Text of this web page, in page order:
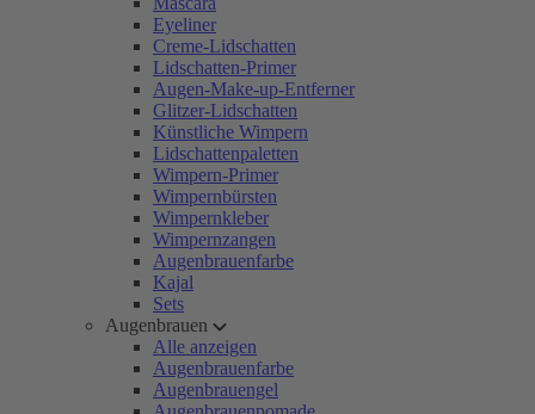
Eyeliner
Creme-Lidschatten
Lidschatten-Primer
Augen-Make-up-Entferner
Glitzer-Lidschatten
Künstliche Wimpern
Lidschattenpaletten
Wimpern-Primer
Wimpernbürsten
Wimpernkleber
Wimpernzangen
Augenbrauenfarbe
Kajal
Sets
Augenbrauen
Alle anzeigen
Augenbrauenfarbe
Augenbrauengel